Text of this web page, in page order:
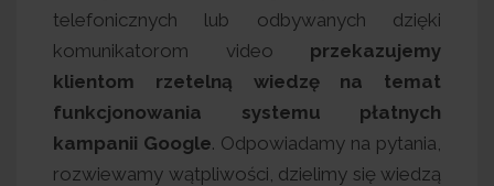
to, by klient
a specjalista
co robi, a
zmierza w
czekał
dziesiątek
telefonicznych lub
komunikatorom video
klientom rzetelną wiedzę
funkcjonowania systemu
kampanii Google . Odpowiadamy
rozwiewamy wątpliwości, dzielimy